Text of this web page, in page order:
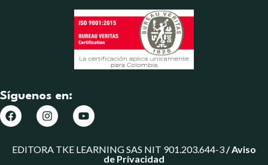
Síguenos en:
EDITORA TKE LEARNING SAS NIT 901.203.644-3/Aviso
de Privacidad